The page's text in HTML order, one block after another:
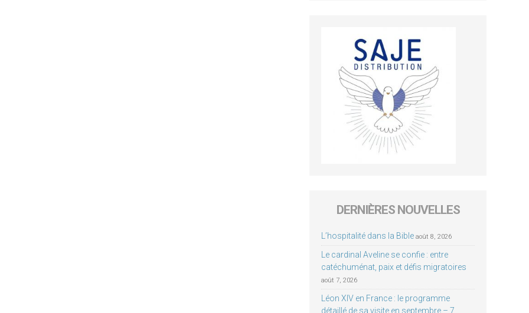
DERNIÈRES NOUVELLES
L’hospitalité dans la Bible août 8, 2026
Le cardinal Aveline se confie : entre
catéchuménat, paix et défis migratoires
août 7, 2026
Léon XIV en France : le programme
détaillé de sa visite en septembre – 7